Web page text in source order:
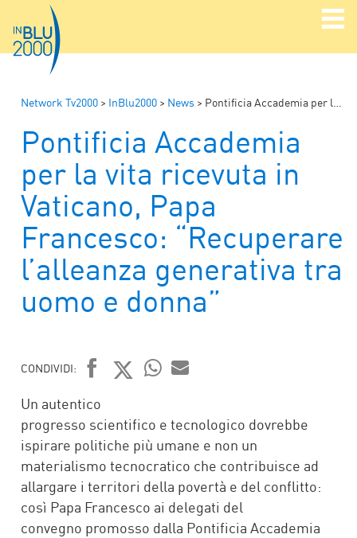
Network Tv2000 > InBlu2000 > News > Pontificia Accademia per la vita ricevuta in Vaticano, Papa Francesco: “Recuperare l’alleanza generativa tra uomo e donna”
Pontificia Accademia
per la vita ricevuta in
Vaticano, Papa
Francesco: “Recuperare
l’alleanza generativa tra
uomo e donna”
CONDIVIDI:
FACEBOOK
Un autentico
progresso scientifico e tecnologico dovrebbe
ispirare politiche più umane e non un
materialismo tecnocratico che contribuisce ad
allargare i territori della povertà e del conflitto:
così Papa Francesco ai delegati del
convegno promosso dalla Pontificia Accademia